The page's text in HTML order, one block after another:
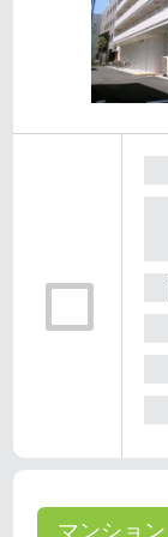
マンション